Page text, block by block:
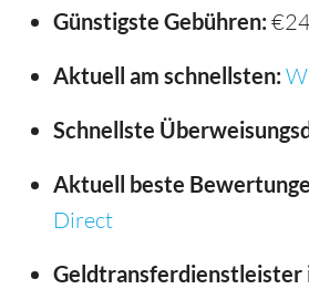
Günstigste Gebühren:
Aktuell am schnellsten:
Schnellste
Aktuell beste
Direct
Geldtransferdienstleister